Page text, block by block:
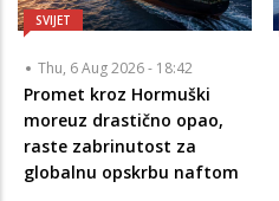
SVIJET
Thu, 6 Aug 2026 - 18:42
Promet kroz Hormuški
moreuz drastično opao,
raste zabrinutost za
globalnu opskrbu naftom